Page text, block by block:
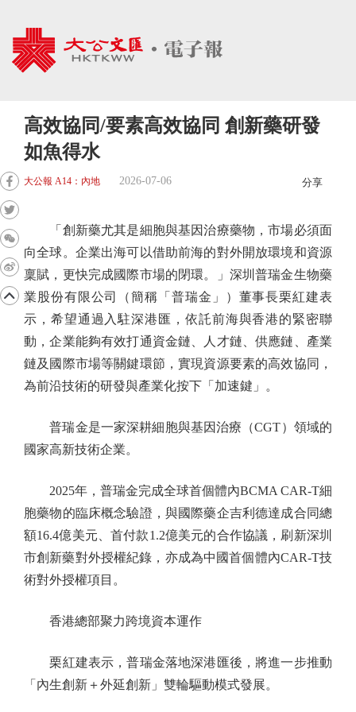
高效協同/要素高效協同 創新藥研發
如魚得水
大公報 A14：內地 2026-07-06 分享
「創新藥尤其是細胞與基因治療藥物，市場必須面
向全球。企業出海可以借助前海的對外開放環境和資源
稟賦，更快完成國際市場的閉環。」深圳普瑞金生物藥
業股份有限公司（簡稱「普瑞金」）董事長栗紅建表
示，希望通過入駐深港匯，依託前海與香港的緊密聯
動，企業能夠有效打通資金鏈、人才鏈、供應鏈、產業
鏈及國際市場等關鍵環節，實現資源要素的高效協同，
為前沿技術的研發與產業化按下「加速鍵」。
普瑞金是一家深耕細胞與基因治療（CGT）領域的
國家高新技術企業。
2025年，普瑞金完成全球首個體內BCMA CAR-T細
胞藥物的臨床概念驗證，與國際藥企吉利德達成合同總
額16.4億美元、首付款1.2億美元的合作協議，刷新深圳
市創新藥對外授權紀錄，亦成為中國首個體內CAR-T技
術對外授權項目。
香港總部聚力跨境資本運作
栗紅建表示，普瑞金落地深港匯後，將進一步推動
「內生創新＋外延創新」雙輪驅動模式發展。